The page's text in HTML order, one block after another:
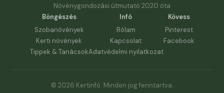
Növénygondozási útmutató 2020 óta
Böngészés
Szobanövények
Kerti növények
Tippek & Tanácsok
Infó
Rólam
Kapcsolat
Adatvédelmi nyilatkozat
Kövess
Pinterest
Facebook
© 2026 Kertinfó. Minden jog fenntartva.